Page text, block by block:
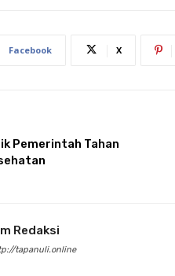
Facebook X
Pemerintah Tahan
Redaksi
tapanuli.online